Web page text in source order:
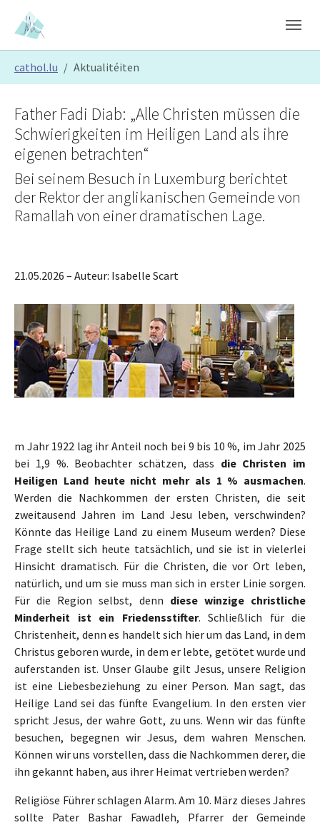
Skip to main content
Skip to page footer
cathol.lu Aktualitéiten
Show larger versionShow larger versionShow larger version
Father Fadi Diab: „Alle Christen müssen die
Schwierigkeiten im Heiligen Land als ihre
eigenen betrachten“
Bei seinem Besuch in Luxemburg berichtet
der Rektor der anglikanischen Gemeinde von
Ramallah von einer dramatischen Lage.
21.05.2026 – Auteur: Isabelle Scart
m Jahr 1922 lag ihr Anteil noch bei 9 bis 10 %, im Jahr 2025
bei 1,9 %. Beobachter schätzen, dass die Christen im
Heiligen Land heute nicht mehr als 1 % ausmachen.
Werden die Nachkommen der ersten Christen, die seit
zweitausend Jahren im Land Jesu leben, verschwinden?
Könnte das Heilige Land zu einem Museum werden? Diese
Frage stellt sich heute tatsächlich, und sie ist in vielerlei
Hinsicht dramatisch. Für die Christen, die vor Ort leben,
natürlich, und um sie muss man sich in erster Linie sorgen.
Für die Region selbst, denn diese winzige christliche
Minderheit ist ein Friedensstifter. Schließlich für die
Christenheit, denn es handelt sich hier um das Land, in dem
Christus geboren wurde, in dem er lebte, getötet wurde und
auferstanden ist. Unser Glaube gilt Jesus, unsere Religion
ist eine Liebesbeziehung zu einer Person. Man sagt, das
Heilige Land sei das fünfte Evangelium. In den ersten vier
spricht Jesus, der wahre Gott, zu uns. Wenn wir das fünfte
besuchen, begegnen wir Jesus, dem wahren Menschen.
Können wir uns vorstellen, dass die Nachkommen derer, die
ihn gekannt haben, aus ihrer Heimat vertrieben werden?
Religiöse Führer schlagen Alarm. Am 10. März dieses Jahres
sollte Pater Bashar Fawadleh, Pfarrer der Gemeinde